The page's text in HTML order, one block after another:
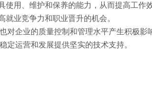
用、维护和保养的能力，从而提高工作
业竞争力和职业晋升的机会。
对企业的质量控制和管理水平产生积极影
定运营和发展提供坚实的技术支持。